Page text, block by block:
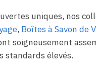
uniques, nos
, Boîtes à Savon de
soigneusement
standards élevés.